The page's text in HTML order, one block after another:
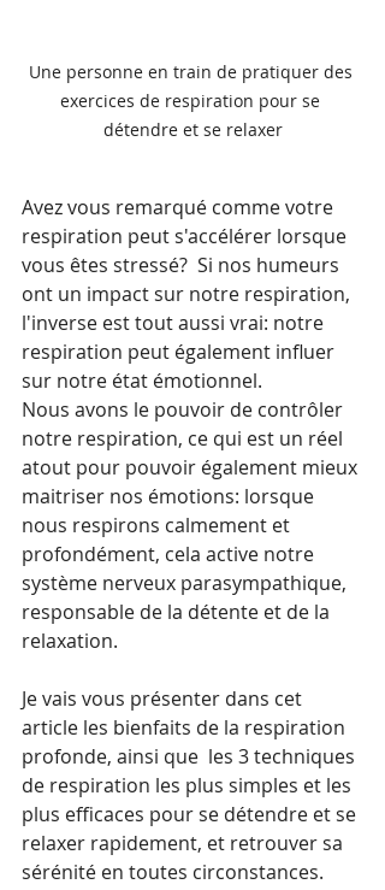
Une personne en train de pratiquer des
exercices de respiration pour se
détendre et se relaxer
Avez vous remarqué comme votre
respiration peut s'accélérer lorsque
vous êtes stressé?  Si nos humeurs
ont un impact sur notre respiration,
l'inverse est tout aussi vrai: notre
respiration peut également influer
sur notre état émotionnel.
Nous avons le pouvoir de contrôler
notre respiration, ce qui est un réel
atout pour pouvoir également mieux
maitriser nos émotions: lorsque
nous respirons calmement et
profondément, cela active notre
système nerveux parasympathique,
responsable de la détente et de la
relaxation.
Je vais vous présenter dans cet
article les bienfaits de la respiration
profonde, ainsi que  les 3 techniques
de respiration les plus simples et les
plus efficaces pour se détendre et se
relaxer rapidement, et retrouver sa
sérénité en toutes circonstances.